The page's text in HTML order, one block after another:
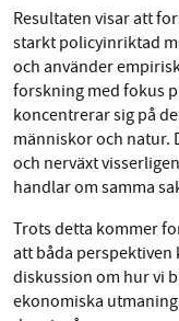
Resultaten visar att
starkt policyinriktad
och använder
forskning med fokus
koncentrerar sig på
människor och natur.
och nerväxt
handlar om samma
Trots detta kommer
att båda
diskussion om hur vi
ekonomiska